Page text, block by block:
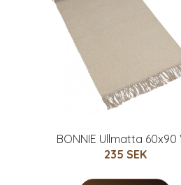
BONNIE Ullmatta 60x90
235 SEK